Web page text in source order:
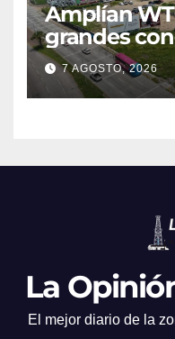
Amplían
grandes
7 AGOSTO, 2026
La
El mejor diario de la